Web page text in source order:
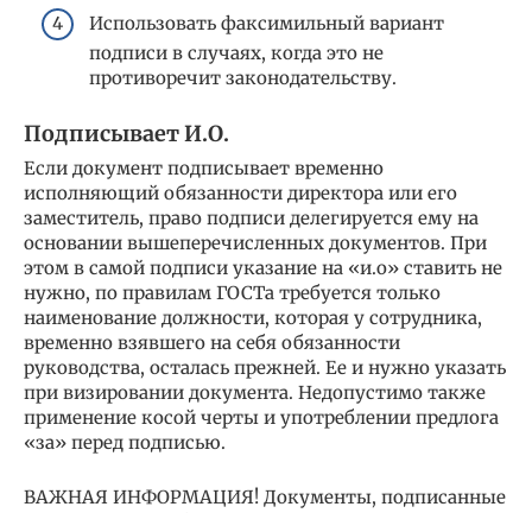
Использовать факсимильный вариант
подписи в случаях, когда это не
противоречит законодательству.
Подписывает И.О.
Если документ подписывает временно
исполняющий обязанности директора или его
заместитель, право подписи делегируется ему на
основании вышеперечисленных документов. При
этом в самой подписи указание на «и.о» ставить не
нужно, по правилам ГОСТа требуется только
наименование должности, которая у сотрудника,
временно взявшего на себя обязанности
руководства, осталась прежней. Ее и нужно указать
при визировании документа. Недопустимо также
применение косой черты и употреблении предлога
«за» перед подписью.
ВАЖНАЯ ИНФОРМАЦИЯ! Документы, подписанные